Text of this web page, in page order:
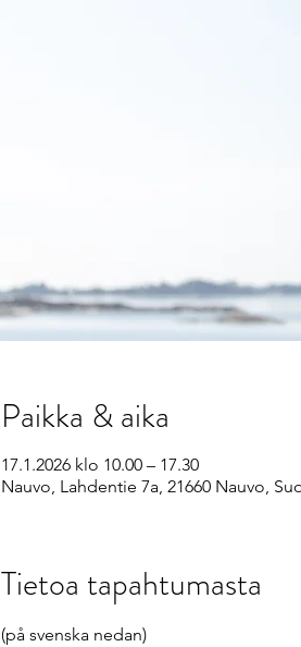
Paikka & aika
17.1.2026 klo 10.00 – 17.30
Nauvo, Lahdentie 7a, 21660 Nauvo,
Tietoa tapahtumasta
(på svenska nedan)